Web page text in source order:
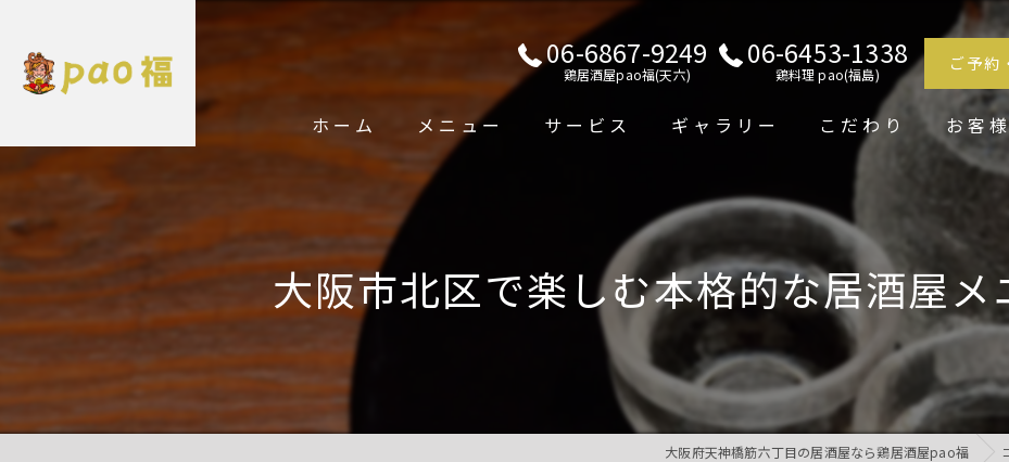
06-6867-9249
鶏居酒屋pao福(天六)
06-6453-1338
鶏料理 pao(福島)
ご予約
ホーム メニュー サービス ギャラリー こだわり お客
大阪市北区で楽しむ本格的な居酒屋
大阪府天神橋筋六丁目の居酒屋なら鶏居酒屋pao福